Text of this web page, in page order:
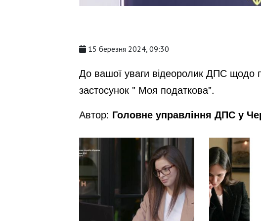
15 березня 2024, 09:30
До вашої уваги відеоролик ДПС щодо
застосунок " Моя податкова".
Автор: Головне управління ДПС у